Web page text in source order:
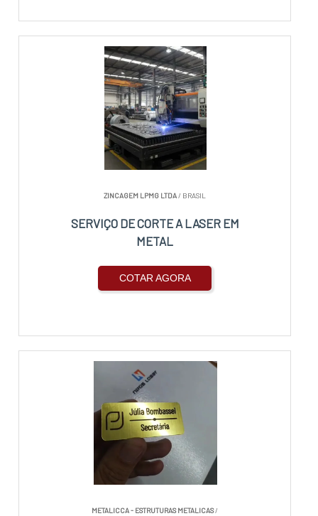
ZINCAGEM LPMG LTDA/ BRASIL
SERVIÇO DE CORTE A LASER EM
METAL
COTAR AGORA
METALICCA - ESTRUTURAS METALICAS/